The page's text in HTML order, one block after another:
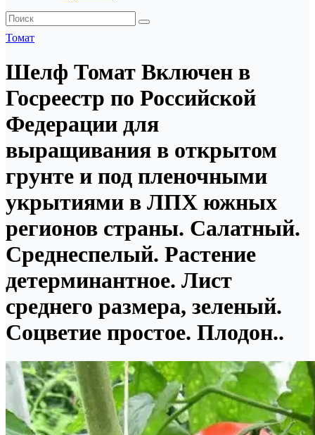
Томат
Шелф Томат Включен в
Госреестр по Российской
Федерации для
выращивания в открытом
грунте и под пленочными
укрытиями в ЛПХ южных
регионов страны. Салатный.
Среднеспелый. Растение
детерминантное. Лист
среднего размера, зеленый.
Соцветие простое. Плодон..